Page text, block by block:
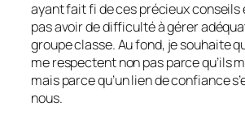
ayant fait fi de ces précieux conseils
pas avoir de difficulté à gérer
groupe classe. Au fond, je souhaite
me respectent non pas parce qu’ils
mais parce qu’un lien de confiance
nous.